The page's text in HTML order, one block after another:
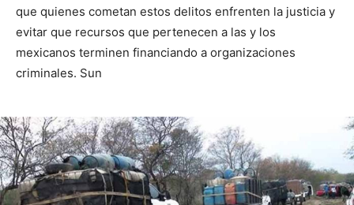
que quienes cometan estos delitos enfrenten la justicia y
evitar que recursos que pertenecen a las y los
mexicanos terminen financiando a organizaciones
criminales. Sun